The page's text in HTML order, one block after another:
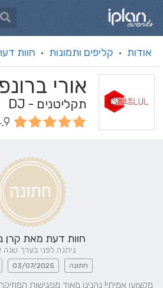
אודות · קליפים ותמונות · חוות
אורי
תקליטנים - DJ
חוות דעת מאת קרן
ניתנה לפני בערך שנה
חתונה 03/07/2025